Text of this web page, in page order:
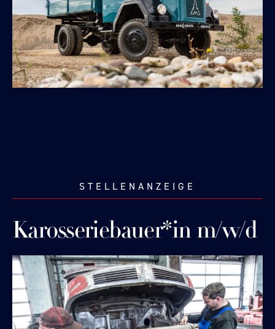
STELLENANZEIGE
Karosseriebauer*in m/w/d